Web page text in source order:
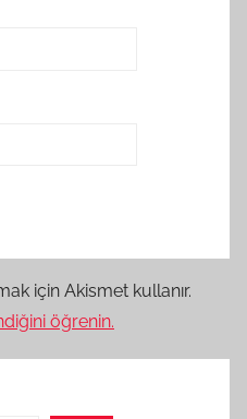
için Akismet kullanır.
öğrenin.